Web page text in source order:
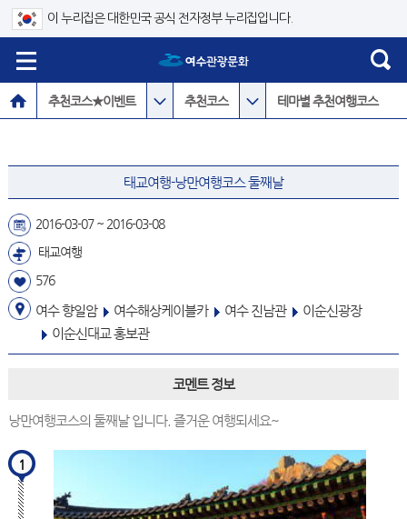
이 누리집은 대한민국 공식 전자정부 누리집입니다.
추천코스★이벤트 추천코스 테마별 추천여행코스
태교여행-낭만여행코스 둘째날
2016-03-07 ~ 2016-03-08
태교여행
576
여수 향일암 여수해상케이블카 여수 진남관
이순신광장
이순신대교 홍보관
코멘트 정보
낭만여행코스의 둘째날 입니다. 즐거운 여행되세요~
1